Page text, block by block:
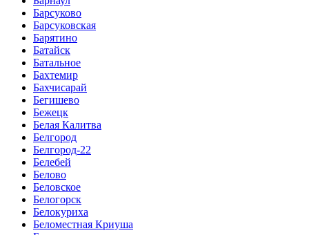
Барсуково
Барсуковская
Барятино
Батайск
Батальное
Бахтемир
Бахчисарай
Бегишево
Бежецк
Белая Калитва
Белгород
Белгород-22
Белебей
Белово
Беловское
Белогорск
Белокуриха
Беломестная Криуша